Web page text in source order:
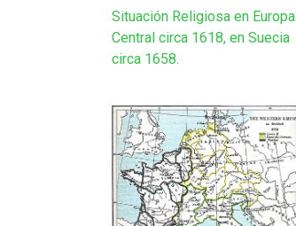
Situación Religiosa en Europa
Central circa 1618, en Suecia
circa 1658.